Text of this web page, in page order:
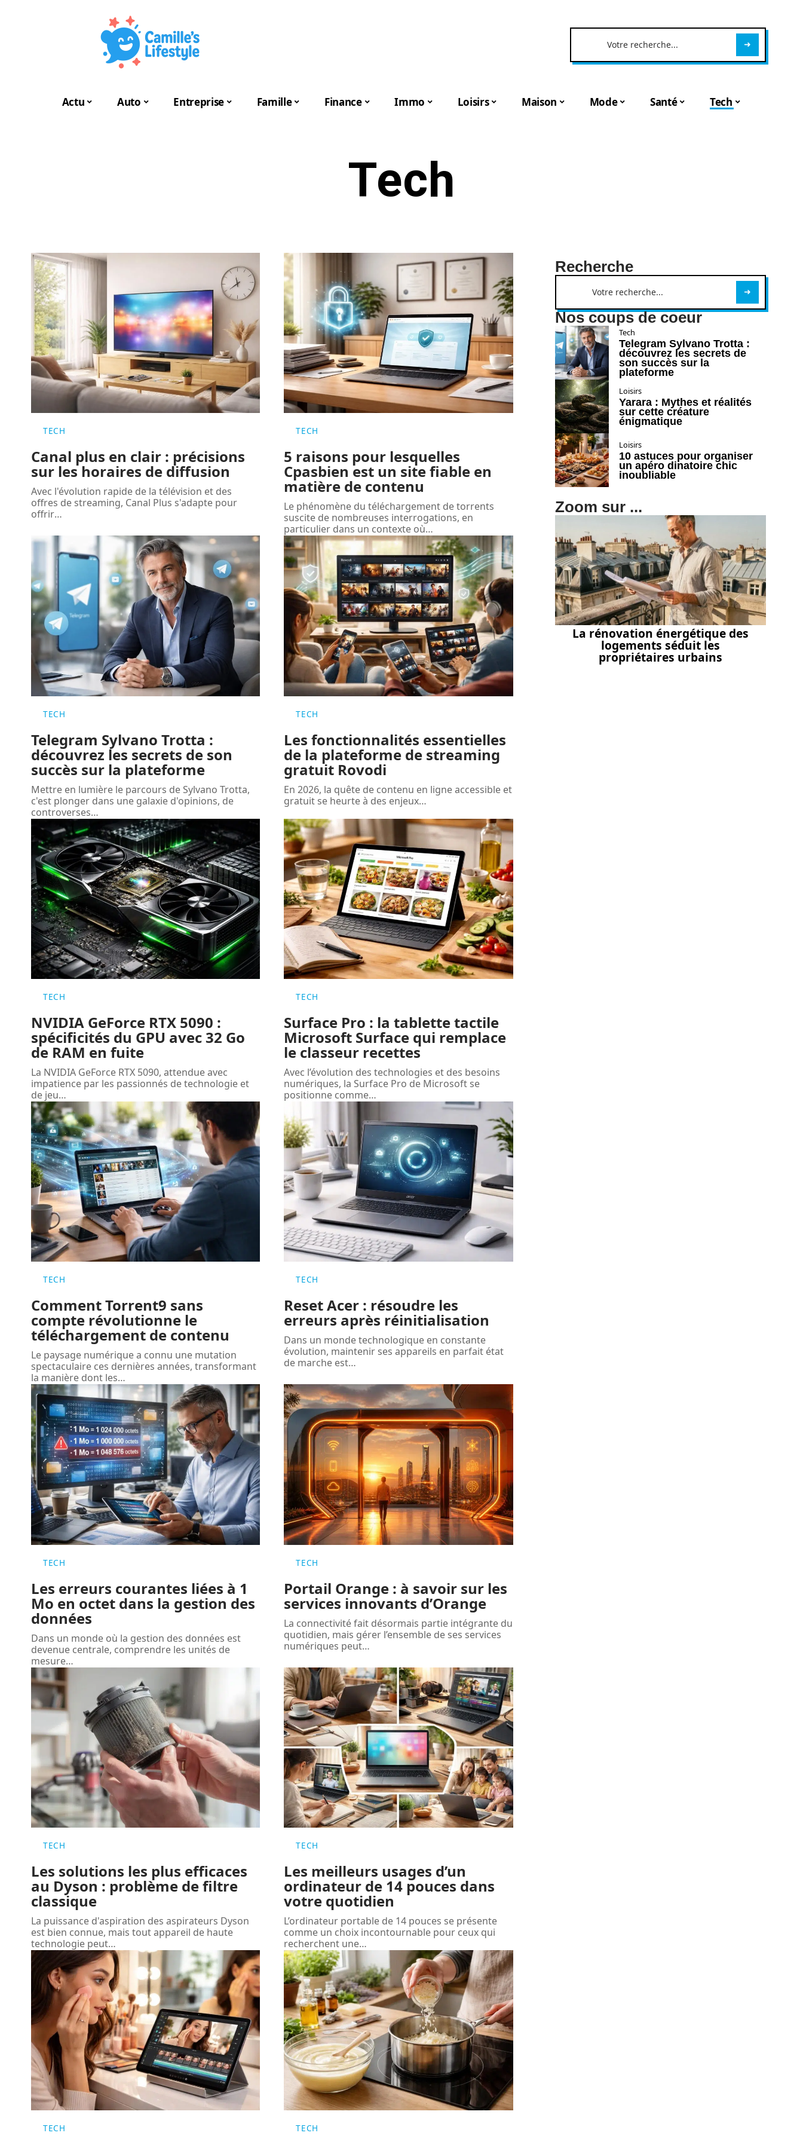
Actu Auto Entreprise Famille Finance Immo Loisirs Maison Mode Santé Tech
Tech
TECH
Canal plus en clair : précisions
sur les horaires de diffusion
Avec l'évolution rapide de la télévision et des
offres de streaming, Canal Plus s'adapte pour
offrir…
TECH
5 raisons pour lesquelles
Cpasbien est un site fiable en
matière de contenu
Le phénomène du téléchargement de torrents
suscite de nombreuses interrogations, en
particulier dans un contexte où…
TECH
Telegram Sylvano Trotta :
découvrez les secrets de son
succès sur la plateforme
Mettre en lumière le parcours de Sylvano Trotta,
c'est plonger dans une galaxie d'opinions, de
controverses…
TECH
Les fonctionnalités essentielles
de la plateforme de streaming
gratuit Rovodi
En 2026, la quête de contenu en ligne accessible et
gratuit se heurte à des enjeux…
TECH
NVIDIA GeForce RTX 5090 :
spécificités du GPU avec 32 Go
de RAM en fuite
La NVIDIA GeForce RTX 5090, attendue avec
impatience par les passionnés de technologie et
de jeu…
TECH
Surface Pro : la tablette tactile
Microsoft Surface qui remplace
le classeur recettes
Avec l’évolution des technologies et des besoins
numériques, la Surface Pro de Microsoft se
positionne comme…
TECH
Comment Torrent9 sans
compte révolutionne le
téléchargement de contenu
Le paysage numérique a connu une mutation
spectaculaire ces dernières années, transformant
la manière dont les…
TECH
Reset Acer : résoudre les
erreurs après réinitialisation
Dans un monde technologique en constante
évolution, maintenir ses appareils en parfait état
de marche est…
TECH
Les erreurs courantes liées à 1
Mo en octet dans la gestion des
données
Dans un monde où la gestion des données est
devenue centrale, comprendre les unités de
mesure…
TECH
Portail Orange : à savoir sur les
services innovants d’Orange
La connectivité fait désormais partie intégrante du
quotidien, mais gérer l’ensemble de ses services
numériques peut…
TECH
Les solutions les plus efficaces
au Dyson : problème de filtre
classique
La puissance d'aspiration des aspirateurs Dyson
est bien connue, mais tout appareil de haute
technologie peut…
TECH
Les meilleurs usages d’un
ordinateur de 14 pouces dans
votre quotidien
L’ordinateur portable de 14 pouces se présente
comme un choix incontournable pour ceux qui
recherchent une…
TECH TECH
Recherche
Nos coups de coeur
Tech
Telegram Sylvano Trotta :
découvrez les secrets de
son succès sur la
plateforme
Loisirs
Yarara : Mythes et réalités
sur cette créature
énigmatique
Loisirs
10 astuces pour organiser
un apéro dinatoire chic
inoubliable
Zoom sur ...
La rénovation énergétique des
logements séduit les
propriétaires urbains